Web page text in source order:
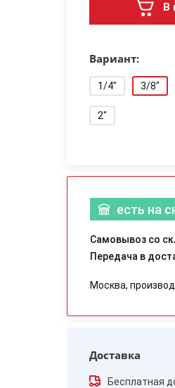
В
Вариант:
1/4" 3/8"
2"
есть на
Самовывоз со
Передача в
Москва,
Доставка
Бесплатная